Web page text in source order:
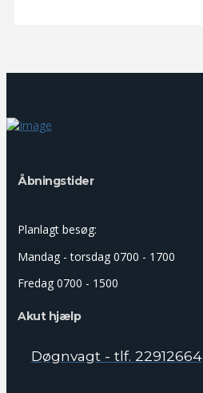
Åbningstider
Planlagt besøg:
Mandag - torsdag 0700 - 1700
Fredag 0700 - 1500
Akut hjælp
Døgnvagt - tlf. 22912664